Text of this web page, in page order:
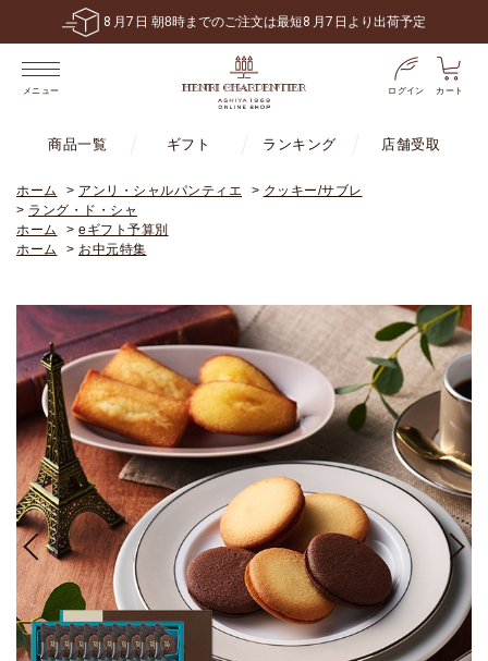
税込6,480円以上で送料無料！※一部地域・商品は除く
メニュー ログイン カート
商品一覧 ギフト ランキング 店舗受取
ホーム > アンリ・シャルパンティエ > クッキー/サブレ
> ラング・ド・シャ
ホーム
> eギフト予算別
ホーム
> お中元特集